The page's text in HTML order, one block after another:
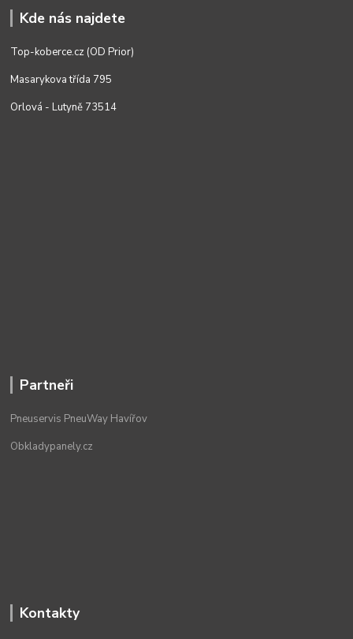
Kde nás najdete
Top-koberce.cz (OD Prior)
Masarykova třída 795
Orlová - Lutyně 73514
Partneři
Pneuservis PneuWay Havířov
Obkladypanely.cz
Kontakty